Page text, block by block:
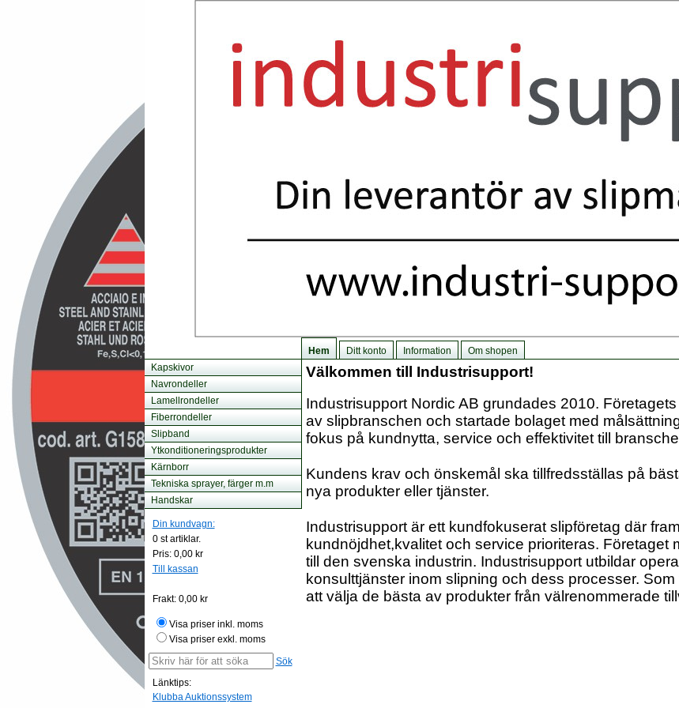
Hem Ditt konto Information
Om shopen
Kapskivor
Navrondeller
Lamellrondeller
Fiberrondeller
Slipband
Ytkonditioneringsprodukter
Kärnborr
Tekniska sprayer, färger m.m
Handskar
Din kundvagn:
0st artiklar.
Pris: 0,00 kr
Till kassan
Frakt: 0,00 kr
Visa priser inkl. moms
Visa priser exkl. moms
Sök
Länktips:
Klubba Auktionssystem
Välkommen till Industrisupport!
Industrisupport Nordic AB grundades 2010.
av slipbranschen och startade bolaget med
fokus på kundnytta, service och effektivitet till
Kundens krav och önskemål ska tillfredsställas på
nya produkter eller tjänster.
Industrisupport är ett kundfokuserat slipföretag där
kundnöjdhet,kvalitet och service prioriteras. Företaget
till den svenska industrin. Industrisupport utbildar
konsulttjänster inom slipning och dess processer. Som
att välja de bästa av produkter från välrenommerade